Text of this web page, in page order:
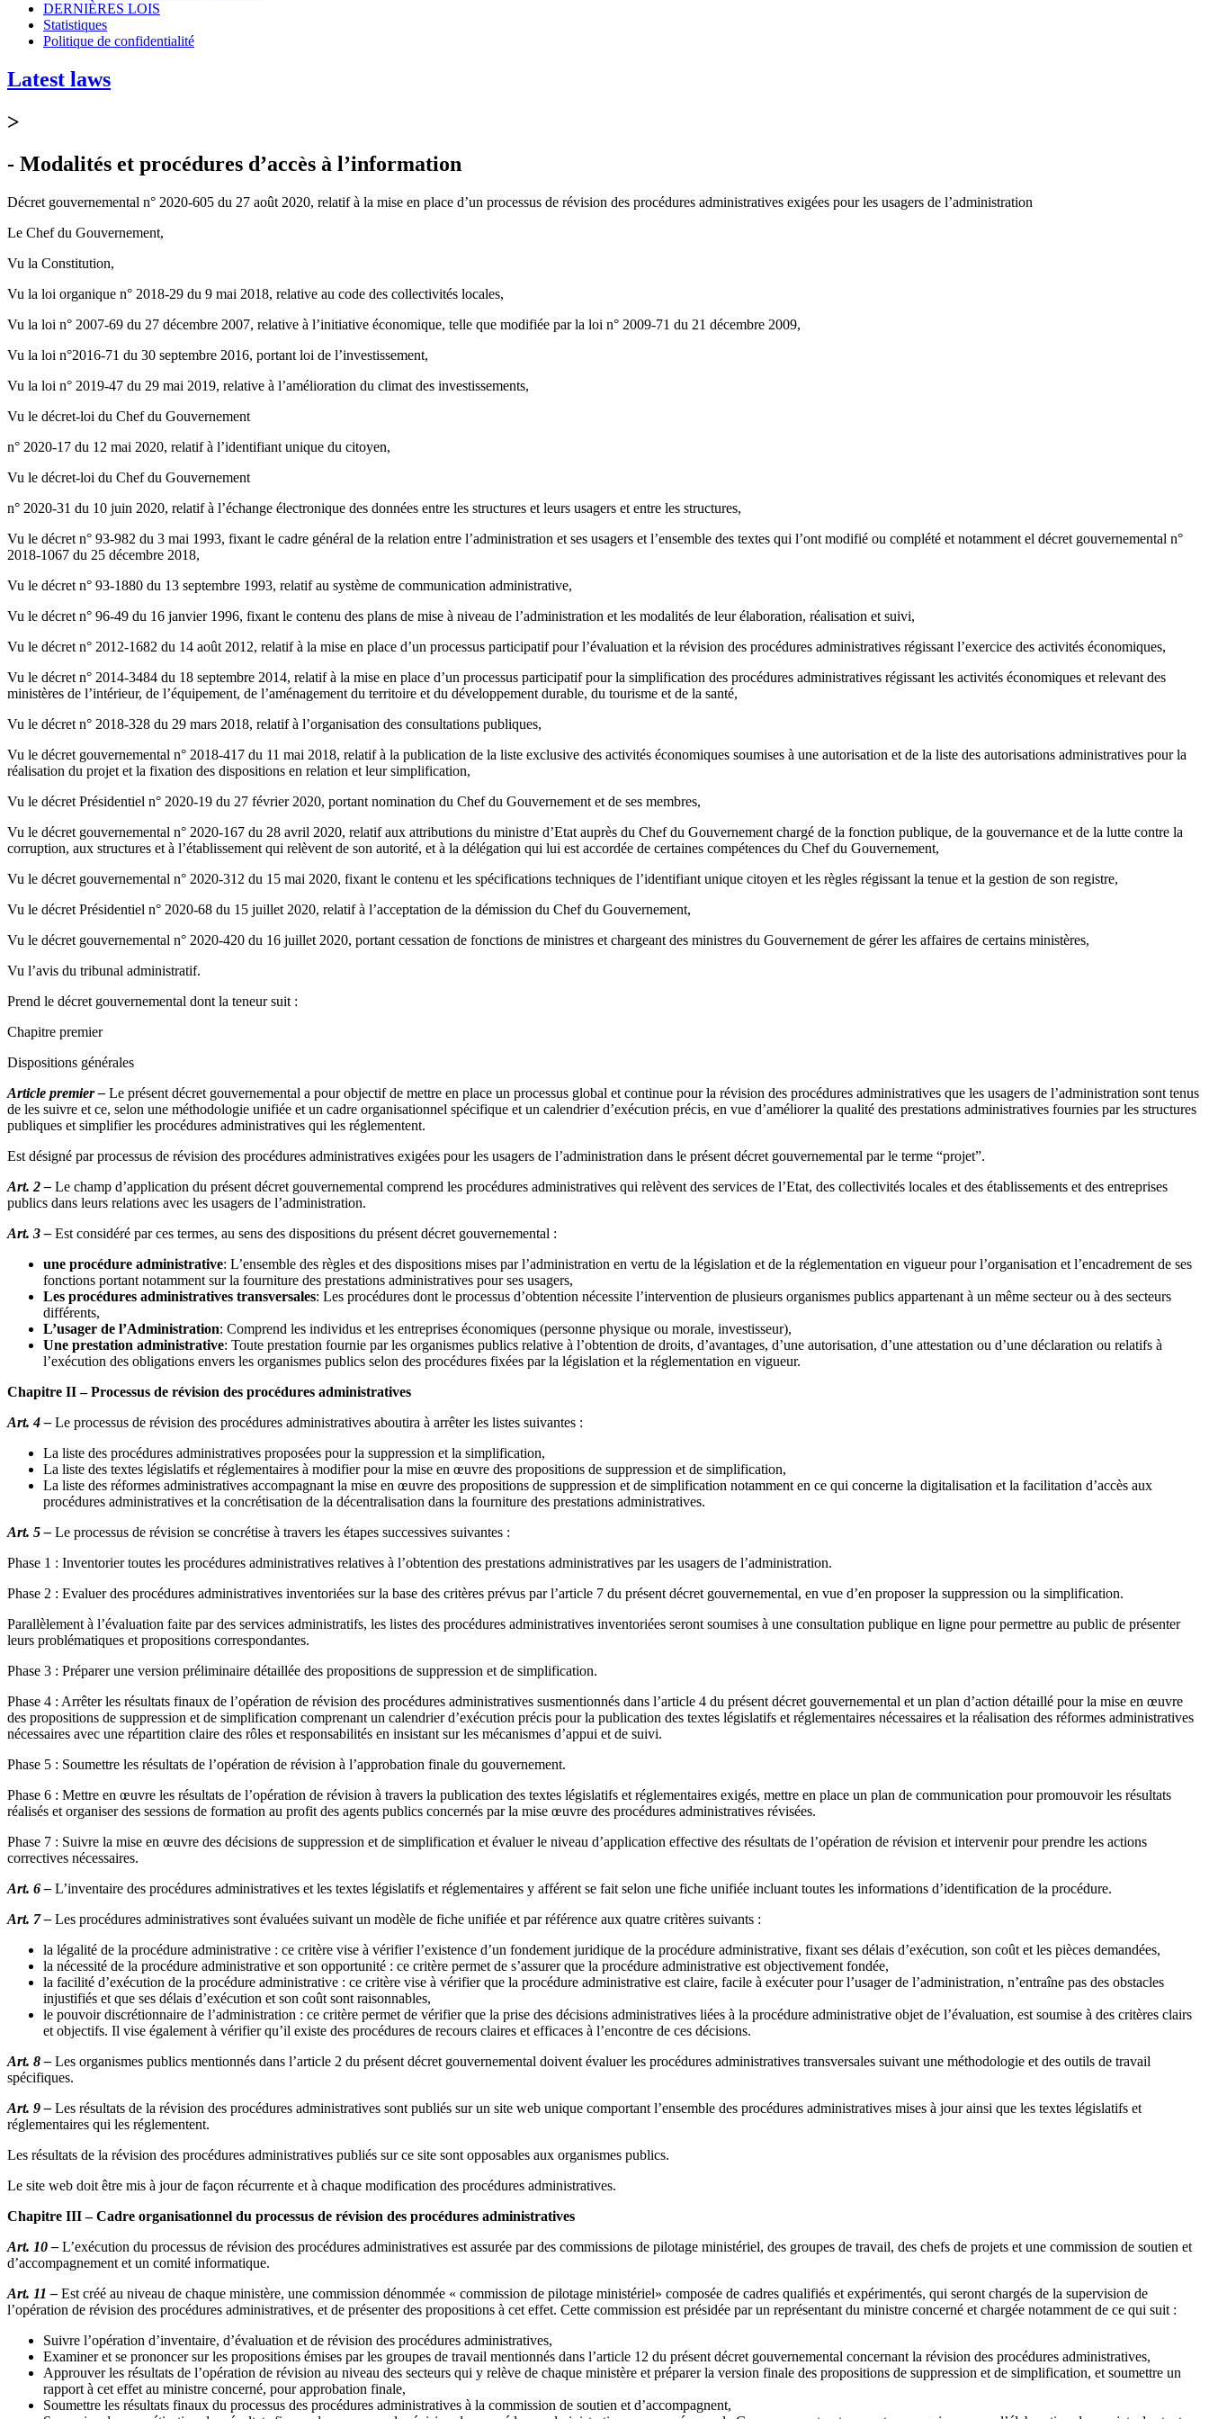
DERNIÈRES LOIS
Statistiques
Politique de confidentialité
Latest laws
>
- Modalités et procédures d’accès à l’information
Décret gouvernemental n° 2020-605 du 27 août 2020, relatif à la mise en place d’un processus de révision des procédures administratives exigées pour les usagers de l’administration
Le Chef du Gouvernement,
Vu la Constitution,
Vu la loi organique n° 2018-29 du 9 mai 2018, relative au code des collectivités locales,
Vu la loi n° 2007-69 du 27 décembre 2007, relative à l’initiative économique, telle que modifiée par la loi n° 2009-71 du 21 décembre 2009,
Vu la loi n°2016-71 du 30 septembre 2016, portant loi de l’investissement,
Vu la loi n° 2019-47 du 29 mai 2019, relative à l’amélioration du climat des investissements,
Vu le décret-loi du Chef du Gouvernement
n° 2020-17 du 12 mai 2020, relatif à l’identifiant unique du citoyen,
Vu le décret-loi du Chef du Gouvernement
n° 2020-31 du 10 juin 2020, relatif à l’échange électronique des données entre les structures et leurs usagers et entre les structures,
Vu le décret n° 93-982 du 3 mai 1993, fixant le cadre général de la relation entre l’administration et ses usagers et l’ensemble des textes qui l’ont modifié ou complété et notamment el décret gouvernemental n°
2018-1067 du 25 décembre 2018,
Vu le décret n° 93-1880 du 13 septembre 1993, relatif au système de communication administrative,
Vu le décret n° 96-49 du 16 janvier 1996, fixant le contenu des plans de mise à niveau de l’administration et les modalités de leur élaboration, réalisation et suivi,
Vu le décret n° 2012-1682 du 14 août 2012, relatif à la mise en place d’un processus participatif pour l’évaluation et la révision des procédures administratives régissant l’exercice des activités économiques,
Vu le décret n° 2014-3484 du 18 septembre 2014, relatif à la mise en place d’un processus participatif pour la simplification des procédures administratives régissant les activités économiques et relevant des
ministères de l’intérieur, de l’équipement, de l’aménagement du territoire et du développement durable, du tourisme et de la santé,
Vu le décret n° 2018-328 du 29 mars 2018, relatif à l’organisation des consultations publiques,
Vu le décret gouvernemental n° 2018-417 du 11 mai 2018, relatif à la publication de la liste exclusive des activités économiques soumises à une autorisation et de la liste des autorisations administratives pour la
réalisation du projet et la fixation des dispositions en relation et leur simplification,
Vu le décret Présidentiel n° 2020-19 du 27 février 2020, portant nomination du Chef du Gouvernement et de ses membres,
Vu le décret gouvernemental n° 2020-167 du 28 avril 2020, relatif aux attributions du ministre d’Etat auprès du Chef du Gouvernement chargé de la fonction publique, de la gouvernance et de la lutte contre la
corruption, aux structures et à l’établissement qui relèvent de son autorité, et à la délégation qui lui est accordée de certaines compétences du Chef du Gouvernement,
Vu le décret gouvernemental n° 2020-312 du 15 mai 2020, fixant le contenu et les spécifications techniques de l’identifiant unique citoyen et les règles régissant la tenue et la gestion de son registre,
Vu le décret Présidentiel n° 2020-68 du 15 juillet 2020, relatif à l’acceptation de la démission du Chef du Gouvernement,
Vu le décret gouvernemental n° 2020-420 du 16 juillet 2020, portant cessation de fonctions de ministres et chargeant des ministres du Gouvernement de gérer les affaires de certains ministères,
Vu l’avis du tribunal administratif.
Prend le décret gouvernemental dont la teneur suit :
Chapitre premier
Dispositions générales
Article premier – Le présent décret gouvernemental a pour objectif de mettre en place un processus global et continue pour la révision des procédures administratives que les usagers de l’administration sont tenus
de les suivre et ce, selon une méthodologie unifiée et un cadre organisationnel spécifique et un calendrier d’exécution précis, en vue d’améliorer la qualité des prestations administratives fournies par les structures
publiques et simplifier les procédures administratives qui les réglementent.
Est désigné par processus de révision des procédures administratives exigées pour les usagers de l’administration dans le présent décret gouvernemental par le terme “projet”.
Art. 2 – Le champ d’application du présent décret gouvernemental comprend les procédures administratives qui relèvent des services de l’Etat, des collectivités locales et des établissements et des entreprises
publics dans leurs relations avec les usagers de l’administration.
Art. 3 – Est considéré par ces termes, au sens des dispositions du présent décret gouvernemental :
une procédure administrative: L’ensemble des règles et des dispositions mises par l’administration en vertu de la législation et de la réglementation en vigueur pour l’organisation et l’encadrement de ses
fonctions portant notamment sur la fourniture des prestations administratives pour ses usagers,
Les procédures administratives transversales: Les procédures dont le processus d’obtention nécessite l’intervention de plusieurs organismes publics appartenant à un même secteur ou à des secteurs
différents,
L’usager de l’Administration: Comprend les individus et les entreprises économiques (personne physique ou morale, investisseur),
Une prestation administrative: Toute prestation fournie par les organismes publics relative à l’obtention de droits, d’avantages, d’une autorisation, d’une attestation ou d’une déclaration ou relatifs à
l’exécution des obligations envers les organismes publics selon des procédures fixées par la législation et la réglementation en vigueur.
Chapitre II – Processus de révision des procédures administratives
Art. 4 – Le processus de révision des procédures administratives aboutira à arrêter les listes suivantes :
La liste des procédures administratives proposées pour la suppression et la simplification,
La liste des textes législatifs et réglementaires à modifier pour la mise en œuvre des propositions de suppression et de simplification,
La liste des réformes administratives accompagnant la mise en œuvre des propositions de suppression et de simplification notamment en ce qui concerne la digitalisation et la facilitation d’accès aux
procédures administratives et la concrétisation de la décentralisation dans la fourniture des prestations administratives.
Art. 5 – Le processus de révision se concrétise à travers les étapes successives suivantes :
Phase 1 : Inventorier toutes les procédures administratives relatives à l’obtention des prestations administratives par les usagers de l’administration.
Phase 2 : Evaluer des procédures administratives inventoriées sur la base des critères prévus par l’article 7 du présent décret gouvernemental, en vue d’en proposer la suppression ou la simplification.
Parallèlement à l’évaluation faite par des services administratifs, les listes des procédures administratives inventoriées seront soumises à une consultation publique en ligne pour permettre au public de présenter
leurs problématiques et propositions correspondantes.
Phase 3 : Préparer une version préliminaire détaillée des propositions de suppression et de simplification.
Phase 4 : Arrêter les résultats finaux de l’opération de révision des procédures administratives susmentionnés dans l’article 4 du présent décret gouvernemental et un plan d’action détaillé pour la mise en œuvre
des propositions de suppression et de simplification comprenant un calendrier d’exécution précis pour la publication des textes législatifs et réglementaires nécessaires et la réalisation des réformes administratives
nécessaires avec une répartition claire des rôles et responsabilités en insistant sur les mécanismes d’appui et de suivi.
Phase 5 : Soumettre les résultats de l’opération de révision à l’approbation finale du gouvernement.
Phase 6 : Mettre en œuvre les résultats de l’opération de révision à travers la publication des textes législatifs et réglementaires exigés, mettre en place un plan de communication pour promouvoir les résultats
réalisés et organiser des sessions de formation au profit des agents publics concernés par la mise œuvre des procédures administratives révisées.
Phase 7 : Suivre la mise en œuvre des décisions de suppression et de simplification et évaluer le niveau d’application effective des résultats de l’opération de révision et intervenir pour prendre les actions
correctives nécessaires.
Art. 6 – L’inventaire des procédures administratives et les textes législatifs et réglementaires y afférent se fait selon une fiche unifiée incluant toutes les informations d’identification de la procédure.
Art. 7 – Les procédures administratives sont évaluées suivant un modèle de fiche unifiée et par référence aux quatre critères suivants :
la légalité de la procédure administrative : ce critère vise à vérifier l’existence d’un fondement juridique de la procédure administrative, fixant ses délais d’exécution, son coût et les pièces demandées,
la nécessité de la procédure administrative et son opportunité : ce critère permet de s’assurer que la procédure administrative est objectivement fondée,
la facilité d’exécution de la procédure administrative : ce critère vise à vérifier que la procédure administrative est claire, facile à exécuter pour l’usager de l’administration, n’entraîne pas des obstacles
injustifiés et que ses délais d’exécution et son coût sont raisonnables,
le pouvoir discrétionnaire de l’administration : ce critère permet de vérifier que la prise des décisions administratives liées à la procédure administrative objet de l’évaluation, est soumise à des critères clairs
et objectifs. Il vise également à vérifier qu’il existe des procédures de recours claires et efficaces à l’encontre de ces décisions.
Art. 8 – Les organismes publics mentionnés dans l’article 2 du présent décret gouvernemental doivent évaluer les procédures administratives transversales suivant une méthodologie et des outils de travail
spécifiques.
Art. 9 – Les résultats de la révision des procédures administratives sont publiés sur un site web unique comportant l’ensemble des procédures administratives mises à jour ainsi que les textes législatifs et
réglementaires qui les réglementent.
Les résultats de la révision des procédures administratives publiés sur ce site sont opposables aux organismes publics.
Le site web doit être mis à jour de façon récurrente et à chaque modification des procédures administratives.
Chapitre III – Cadre organisationnel du processus de révision des procédures administratives
Art. 10 – L’exécution du processus de révision des procédures administratives est assurée par des commissions de pilotage ministériel, des groupes de travail, des chefs de projets et une commission de soutien et
d’accompagnement et un comité informatique.
Art. 11 – Est créé au niveau de chaque ministère, une commission dénommée « commission de pilotage ministériel» composée de cadres qualifiés et expérimentés, qui seront chargés de la supervision de
l’opération de révision des procédures administratives, et de présenter des propositions à cet effet. Cette commission est présidée par un représentant du ministre concerné et chargée notamment de ce qui suit :
Suivre l’opération d’inventaire, d’évaluation et de révision des procédures administratives,
Examiner et se prononcer sur les propositions émises par les groupes de travail mentionnés dans l’article 12 du présent décret gouvernemental concernant la révision des procédures administratives,
Approuver les résultats de l’opération de révision au niveau des secteurs qui y relève de chaque ministère et préparer la version finale des propositions de suppression et de simplification, et soumettre un
rapport à cet effet au ministre concerné, pour approbation finale,
Soumettre les résultats finaux du processus des procédures administratives à la commission de soutien et d’accompagnent,